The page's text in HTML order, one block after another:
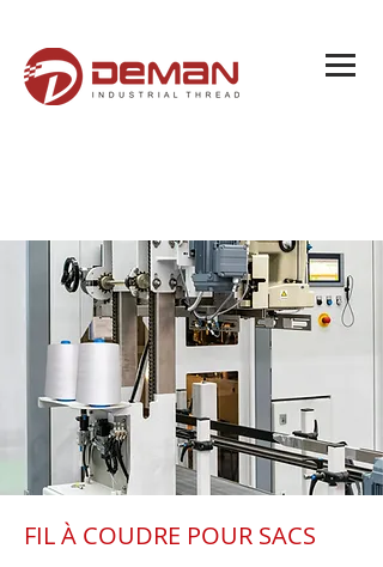
FIL À COUDRE POUR SACS